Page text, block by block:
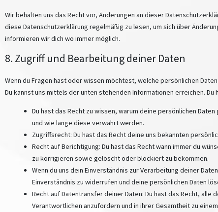
Wir behalten uns das Recht vor, Änderungen an dieser
diese Datenschutzerklärung regelmäßig zu lesen, um sich über
informieren wir dich wo immer möglich.
8. Zugriff und Bearbeitung deiner Daten
Wenn du Fragen hast oder wissen möchtest, welche persönlichen
Du kannst uns mittels der unten stehenden Informationen erreichen. Du
Du hast das Recht zu wissen, warum deine persönlichen
und wie lange diese verwahrt werden.
Zugriffsrecht: Du hast das Recht deine uns bekannten
Recht auf Berichtigung: Du hast das Recht wann immer du
zu korrigieren sowie gelöscht oder blockiert zu bekommen.
Wenn du uns dein Einverständnis zur Verarbeitung deiner
Einverständnis zu widerrufen und deine persönlichen Daten
Recht auf Datentransfer deiner Daten: Du hast das Recht, alle
Verantwortlichen anzufordern und in ihrer Gesamtheit zu